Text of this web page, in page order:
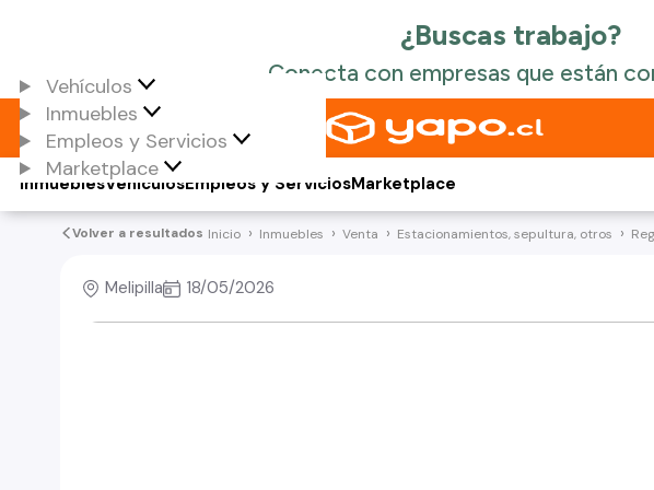
Vehículos
Inmuebles
Empleos y Servicios
Marketplace
Vehículos
Inmuebles Empleos y ServiciosMarketplace
Volver a resultados Inicio Inmuebles Venta Estacionamientos, sepultura, otros
Melipilla 18/05/2026